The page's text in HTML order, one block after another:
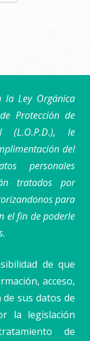
la Ley Orgánica
Protección de
(L.O.P.D.), le
del
personales
tratados por
para
el fin de poderle
de que
acceso,
sus datos de
la legislación
de